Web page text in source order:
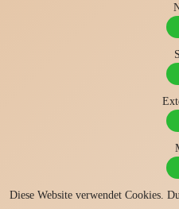
Diese Website verwendet Cookies.